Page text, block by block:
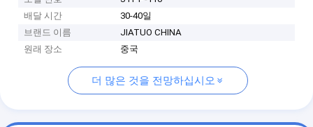
배달 시간
30-40일
브랜드 이름
JIATUO CHINA
원래 장소
중국
더 많은 것을 전망하십시오